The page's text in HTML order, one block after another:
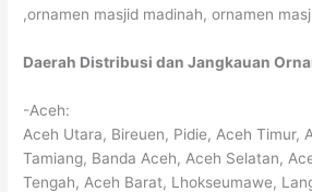
,ornamen masjid madinah, ornamen
Daerah Distribusi dan Jangkauan
-Aceh:
Aceh Utara, Bireuen, Pidie, Aceh Timur,
Tamiang, Banda Aceh, Aceh Selatan,
Tengah, Aceh Barat, Lhokseumawe,